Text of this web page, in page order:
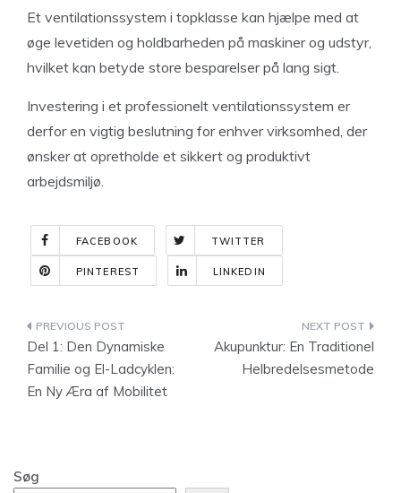
Et ventilationssystem i topklasse kan hjælpe med at
øge levetiden og holdbarheden på maskiner og udstyr,
hvilket kan betyde store besparelser på lang sigt.
Investering i et professionelt ventilationssystem er
derfor en vigtig beslutning for enhver virksomhed, der
ønsker at opretholde et sikkert og produktivt
arbejdsmiljø.
FACEBOOK TWITTER
PINTEREST LINKEDIN
Indlægsnavigation
Del 1: Den Dynamiske
Familie og El-Ladcyklen:
En Ny Æra af Mobilitet
Akupunktur: En Traditionel
Helbredelsesmetode
Søg